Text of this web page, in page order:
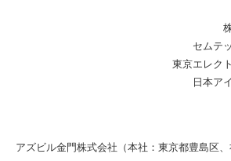
セムテ
東京エレク
日本ア
アズビル金門株式会社（本社：東京都豊島区